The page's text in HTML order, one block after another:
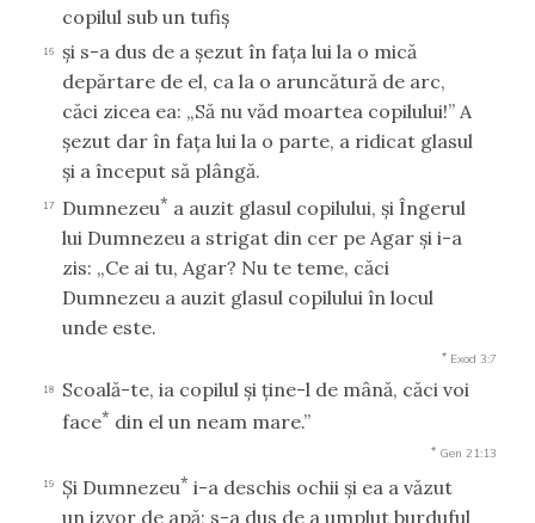
copilul sub un tufiş
16
şi s-a dus de a şezut în faţa lui la o mică
depărtare de el, ca la o aruncătură de arc,
căci zicea ea: „Să nu văd moartea copilului!” A
şezut dar în faţa lui la o parte, a ridicat glasul
şi a început să plângă.
17 Dumnezeu* a auzit glasul copilului, şi Îngerul
lui Dumnezeu a strigat din cer pe Agar şi i-a
zis: „Ce ai tu, Agar? Nu te teme, căci
Dumnezeu a auzit glasul copilului în locul
unde este.
* Exod 3:7
18
Scoală-te, ia copilul şi ţine-l de mână, căci voi
face* din el un neam mare.”
* Gen 21:13
19 Şi Dumnezeu* i-a deschis ochii şi ea a văzut
un izvor de apă; s-a dus de a umplut burduful